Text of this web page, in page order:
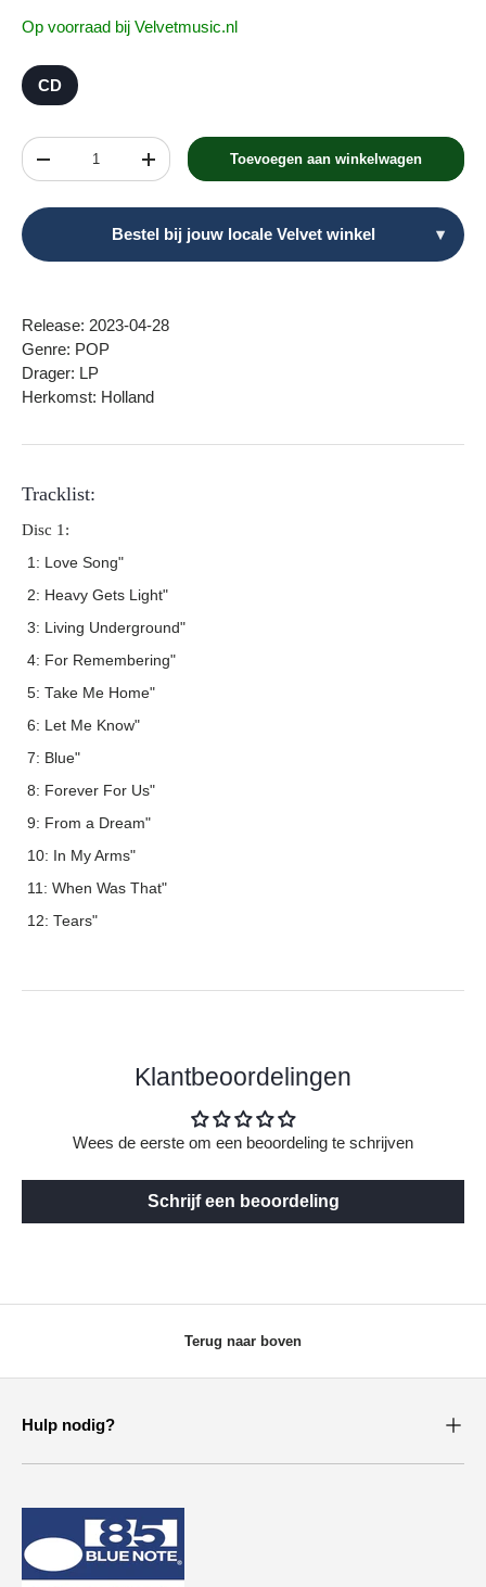
Op voorraad bij Velvetmusic.nl
CD
Aantal
Verlaag de hoeveelheidVerhoog de hoeveelheidToevoegen aan winkelwagen
Bestel bij jouw locale Velvet winkel ▾
Release: 2023-04-28
Genre: POP
Drager: LP
Herkomst: Holland
Tracklist:
Disc 1:
1: Love Song"
2: Heavy Gets Light"
3: Living Underground"
4: For Remembering"
5: Take Me Home"
6: Let Me Know"
7: Blue"
8: Forever For Us"
9: From a Dream"
10: In My Arms"
11: When Was That"
12: Tears"
Klantbeoordelingen
Wees de eerste om een beoordeling te schrijven
Schrijf een beoordeling
Terug naar boven
Hulp nodig?